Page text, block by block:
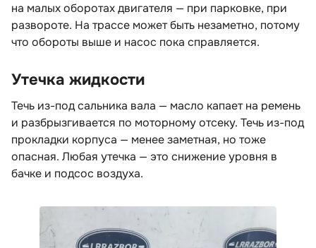
на малых оборотах двигателя — при парковке, при
развороте. На трассе может быть незаметно, потому
что обороты выше и насос пока справляется.
Утечка жидкости
Течь из-под сальника вала — масло капает на ремень
и разбрызгивается по моторному отсеку. Течь из-под
прокладки корпуса — менее заметная, но тоже
опасная. Любая утечка — это снижение уровня
ачке и подсос воздуха.